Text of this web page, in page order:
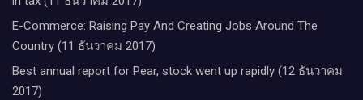
E-Commerce: Raising Pay And Creating Jobs Around The
Country (11 ธันวาคม 2017)
Best annual report for Pear, stock went up rapidly (12 ธันวาคม
2017)